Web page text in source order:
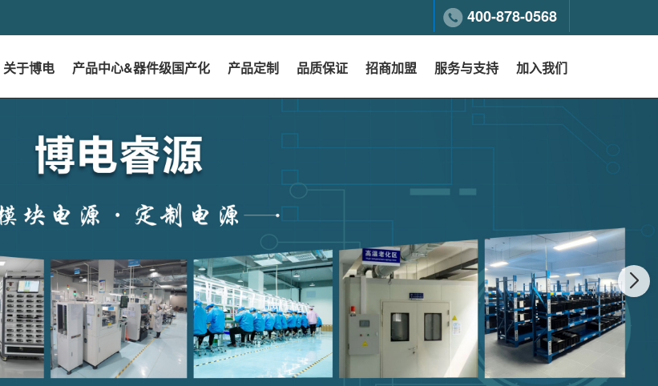
400-878-0568
关于博电 产品中心&器件级国产化 产品定制 品质保证 招商加盟 服务与支持 加入我们